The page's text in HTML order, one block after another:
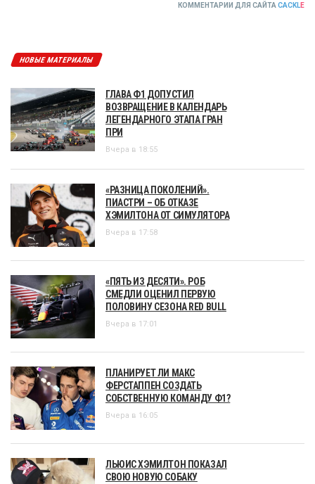
КОММЕНТАРИИ ДЛЯ САЙТА CACKLE
НОВЫЕ МАТЕРИАЛЫ
ГЛАВА Ф1 ДОПУСТИЛ
ВОЗВРАЩЕНИЕ В КАЛЕНДАРЬ
ЛЕГЕНДАРНОГО ЭТАПА ГРАН
ПРИ
Вчера в 18:55
«РАЗНИЦА ПОКОЛЕНИЙ».
ПИАСТРИ – ОБ ОТКАЗЕ
ХЭМИЛТОНА ОТ СИМУЛЯТОРА
Вчера в 17:58
«ПЯТЬ ИЗ ДЕСЯТИ». РОБ
СМЕДЛИ ОЦЕНИЛ ПЕРВУЮ
ПОЛОВИНУ СЕЗОНА RED BULL
Вчера в 17:01
ПЛАНИРУЕТ ЛИ МАКС
ФЕРСТАППЕН СОЗДАТЬ
СОБСТВЕННУЮ КОМАНДУ Ф1?
Вчера в 16:05
ЛЬЮИС ХЭМИЛТОН ПОКАЗАЛ
СВОЮ НОВУЮ СОБАКУ